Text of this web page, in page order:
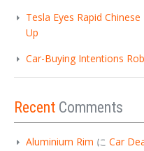
Tesla Eyes Rapid
Up
Car-Buying Intentions
Recent Comments
Aluminium Rim に Car